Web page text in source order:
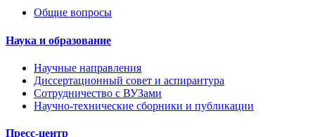
Общие вопросы
Наука и образование
Научные направления
Диссертационный совет и аспирантура
Сотрудничество с ВУЗами
Научно-технические сборники и публикации
Пресс-центр